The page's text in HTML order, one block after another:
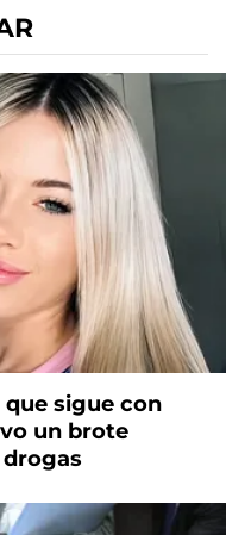
sigue con
un brote